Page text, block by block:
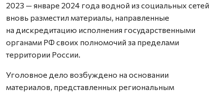
2023 — январе 2024 года водной из социальных сетей
вновь разместил материалы, направленные
на дискредитацию исполнения государственными
органами РФ своих полномочий за пределами
территории России.
Уголовное дело возбуждено на основании
материалов, представленных региональным